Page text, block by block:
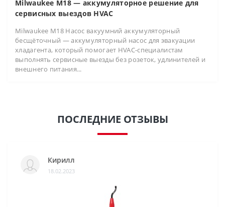
Milwaukee M18 — аккумуляторное решение для
сервисных выездов HVAC
Milwaukee M18 Насос вакуумний аккумуляторный
бесщёточный — аккумуляторный насос для эвакуации
хладагента, который помогает HVAC-специалистам
выполнять сервисные выезды без розеток, удлинителей и
внешнего питания...
ПОСЛЕДНИЕ ОТЗЫВЫ
Кирилл
18.02.2023